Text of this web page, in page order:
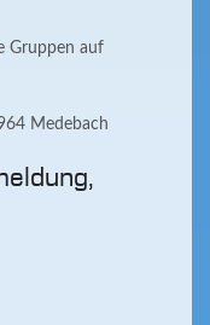
Gruppen auf
Medebach